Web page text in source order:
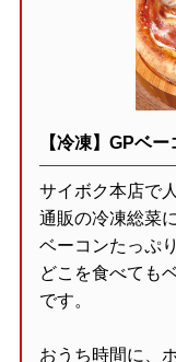
【冷凍】GPベ
サイボク本店で
通販の冷凍総菜
ベーコンたっぷ
どこを食べても
です。
おうち時間に、